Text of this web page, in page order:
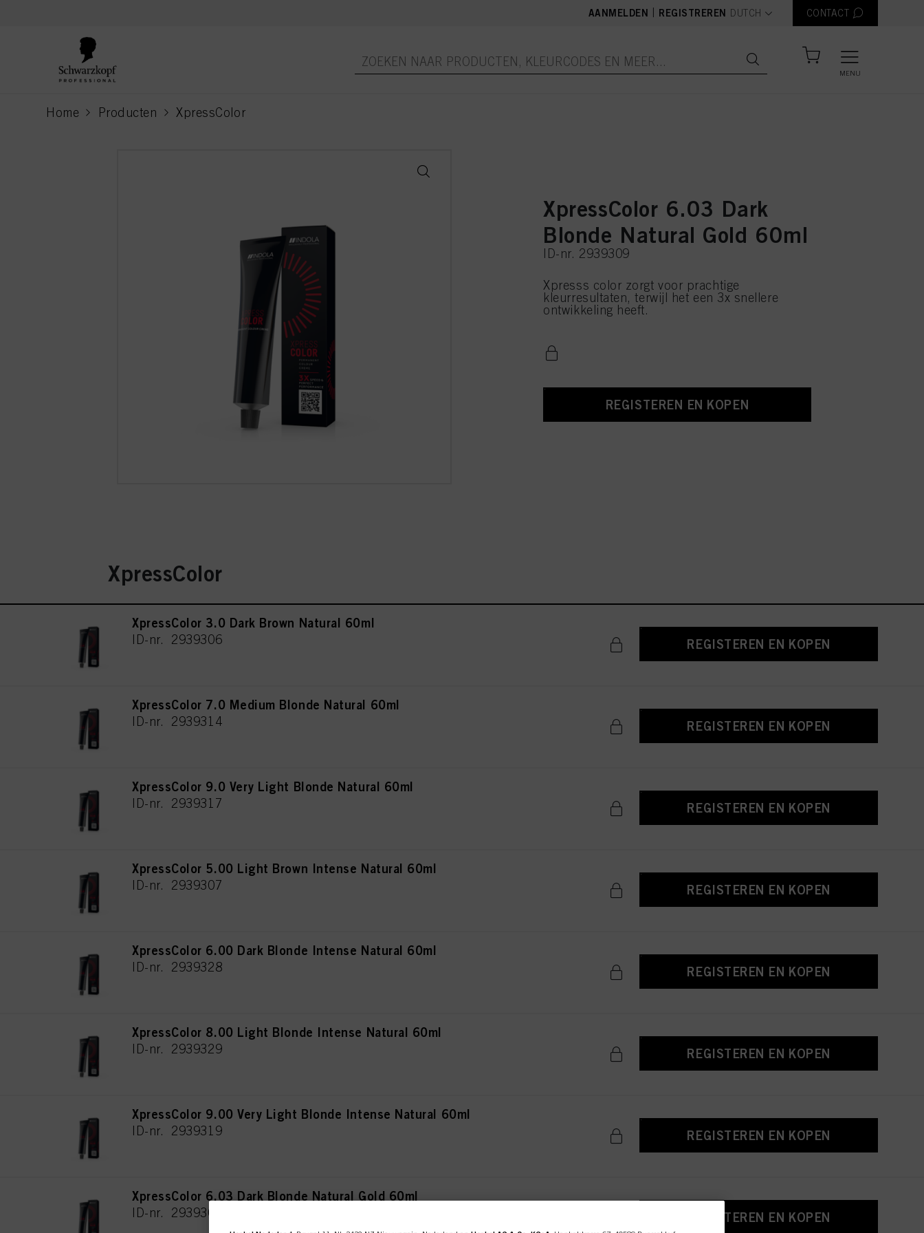
AANMELDEN REGISTREREN text.language
DUTCH CONTACT
MENU
Home Producten XpressColor
current page
XpressColor 6.03 Dark
Blonde Natural Gold 60ml
ID-nr. 2939309
Xpresss color zorgt voor prachtige
kleurresultaten, terwijl het een 3x snellere
ontwikkeling heeft.
REGISTEREN EN KOPEN
XpressColor
XpressColor 3.0 Dark Brown Natural 60ml
ID-nr. 2939306 REGISTEREN EN KOPEN
XpressColor 7.0 Medium Blonde Natural 60ml
ID-nr. 2939314 REGISTEREN EN KOPEN
XpressColor 9.0 Very Light Blonde Natural 60ml
ID-nr. 2939317 REGISTEREN EN KOPEN
XpressColor 5.00 Light Brown Intense Natural 60ml
ID-nr. 2939307 REGISTEREN EN KOPEN
XpressColor 6.00 Dark Blonde Intense Natural 60ml
ID-nr. 2939328 REGISTEREN EN KOPEN
XpressColor 8.00 Light Blonde Intense Natural 60ml
ID-nr. 2939329 REGISTEREN EN KOPEN
XpressColor 9.00 Very Light Blonde Intense Natural 60ml
ID-nr. 2939319 REGISTEREN EN KOPEN
XpressColor 6.03 Dark Blonde Natural Gold 60ml
ID-nr. 2939309 REGISTEREN EN KOPEN